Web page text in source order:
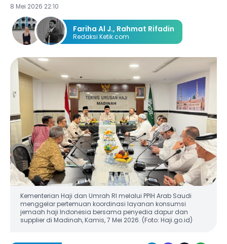
8 Mei 2026 22:10
Fariha Al J., Rahmat Rifadin
Redaksi Ketik.com
Kementerian Haji dan Umrah RI melalui PPIH Arab Saudi
menggelar pertemuan koordinasi layanan konsumsi
jemaah haji Indonesia bersama penyedia dapur dan
supplier di Madinah, Kamis, 7 Mei 2026. (Foto: Haji.go.id)